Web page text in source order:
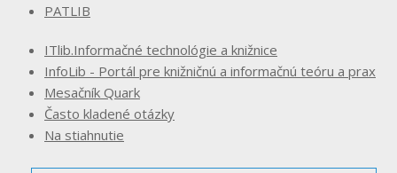
PATLIB
ITlib.Informačné technológie a knižnice
InfoLib - Portál pre knižničnú a informačnú teóru a prax
Mesačník Quark
Často kladené otázky
Na stiahnutie